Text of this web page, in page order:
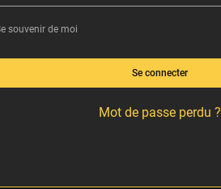
souvenir de moi
Se connecter
Mot de passe perdu ?